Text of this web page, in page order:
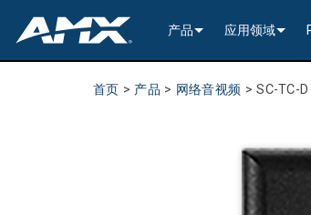
产品
SVSI 音频收发
AVoIP Control
N-
DVX
固定切换器
视频信号处理EDID
HydraPort
应用领域
政府工程
首页 > 产品 > 网络音视频 >SC-TC-D